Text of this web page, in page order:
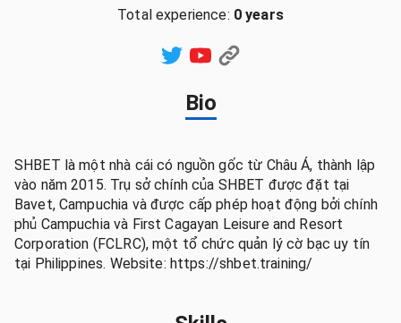
Total experience: 0 years
Bio
SHBET là một nhà cái có nguồn gốc từ Châu Á, thành lập
vào năm 2015. Trụ sở chính của SHBET được đặt tại
Bavet, Campuchia và được cấp phép hoạt động bởi chính
phủ Campuchia và First Cagayan Leisure and Resort
Corporation (FCLRC), một tổ chức quản lý cờ bạc uy tín
tại Philippines. Website: https://shbet.training/